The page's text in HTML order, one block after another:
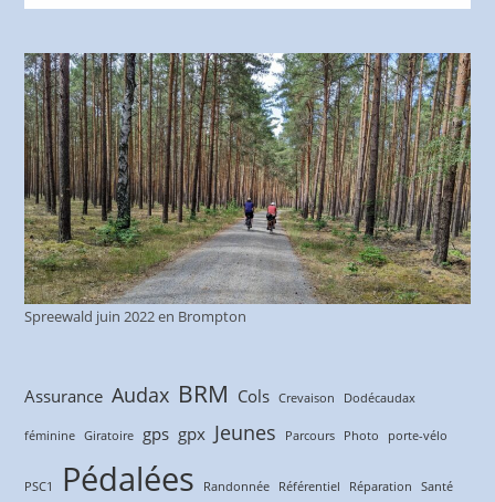
Spreewald juin 2022 en Brompton
Assurance Audax BRM Cols Crevaison Dodécaudax
féminine Giratoire gps gpx Jeunes Parcours Photo porte-vélo
PSC1 Pédalées Randonnée Référentiel Réparation Santé